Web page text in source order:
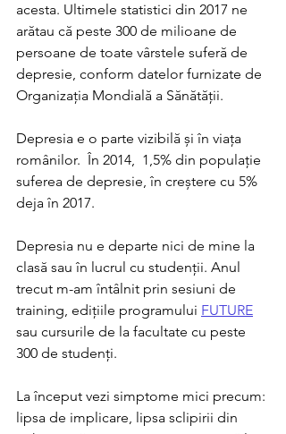
acesta. Ultimele statistici din 2017 ne
arătau că peste 300 de milioane de
persoane de toate vârstele suferă de
depresie, conform datelor furnizate de
Organizația Mondială a Sănătății.
Depresia e o parte vizibilă și în viața
românilor.  În 2014,  1,5% din populaţie
suferea de depresie, în creștere cu 5%
deja în 2017.
Depresia nu e departe nici de mine la
clasă sau în lucrul cu studenții. Anul
trecut m-am întâlnit prin sesiuni de
training, edițiile programului FUTURE
sau cursurile de la facultate cu peste
300 de studenți.
La început vezi simptome mici precum:
lipsa de implicare, lipsa sclipirii din